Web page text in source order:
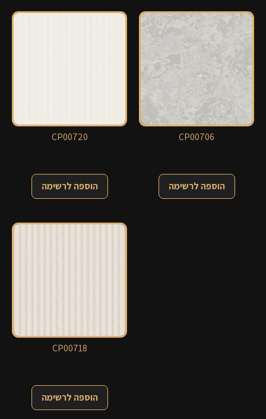
CP00720
הוספה לרשימה
CP00706
הוספה לרשימה
CP00718
הוספה לרשימה